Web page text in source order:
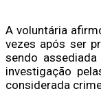
A voluntária
vezes após ser
sendo
investigação
considerada